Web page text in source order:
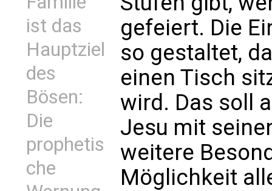
ist das
Hauptziel
des
Bösen:
Die
prophetis
che
gefeiert. Die
so gestaltet,
einen Tisch
wird. Das soll
Jesu mit
weitere
Möglichkeit